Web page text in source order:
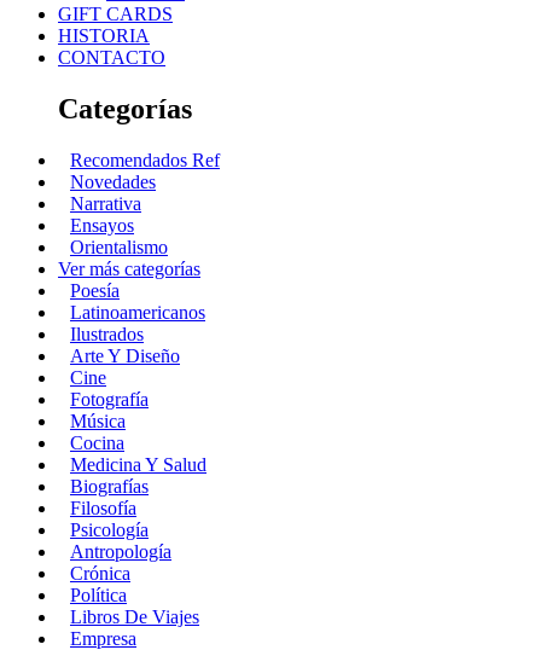
GIFT CARDS
HISTORIA
CONTACTO
Categorías
Recomendados Ref
Novedades
Narrativa
Ensayos
Orientalismo
Ver más categorías
Poesía
Latinoamericanos
Ilustrados
Arte Y Diseño
Cine
Fotografía
Música
Cocina
Medicina Y Salud
Biografías
Filosofía
Psicología
Antropología
Crónica
Política
Libros De Viajes
Empresa